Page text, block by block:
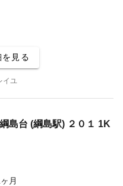
を見る
ユ
島台 (綱島駅) ２０１ 1K
月